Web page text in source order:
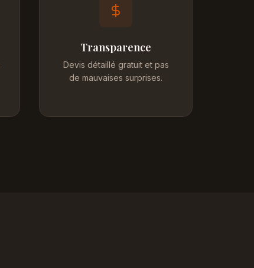
Transparence
Devis détaillé gratuit et pas
de mauvaises surprises.